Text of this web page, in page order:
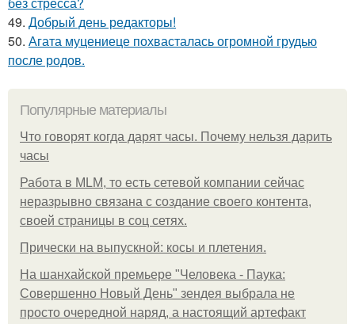
49. Добрый день редакторы!
50. Агата муцениеце похвасталась огромной грудью
после родов.
Популярные материалы
Что говорят когда дарят часы. Почему нельзя дарить
часы
Работа в MLM, то есть сетевой компании сейчас
неразрывно связана с создание своего контента,
своей страницы в соц сетях.
Прически на выпускной: косы и плетения.
На шанхайской премьере "Человека - Паука:
Совершенно Новый День" зендея выбрала не
просто очередной наряд, а настоящий артефакт